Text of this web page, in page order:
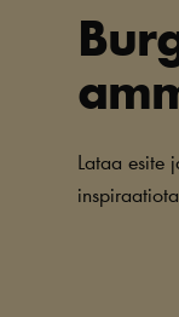
Lataa esite